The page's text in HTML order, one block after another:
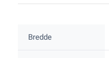
Bredde